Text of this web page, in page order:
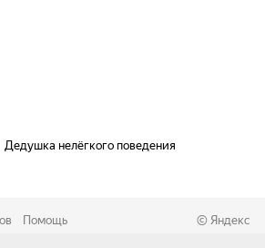
Дедушка нелёгкого поведения
Помощь © Яндекс